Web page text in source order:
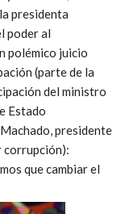
presidenta
poder al
polémico juicio
(parte de la
del ministro
Estado
presidente
corrupción):
que cambiar el